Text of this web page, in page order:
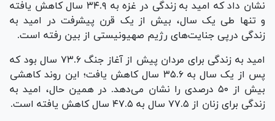
نشان داد که امید به زندگی در غزه به ۳۴.۹ سال کاهش یافته
و تنها طی یک سال، بیش از یک قرن پیشرفت در امید به
زندگی درپی جنایت‌های رژیم صهیونیستی از بین رفته است.
امید به زندگی برای مردان پیش از آغاز جنگ ۷۳.۶ سال بود که
پس از یک سال به ۳۵.۶ سال کاهش یافت؛ این روند کاهشی
بیش از ۵۰ درصدی را نشان می‌دهد. در همین حال، امید به
زندگی برای زنان از ۷۷.۵ سال به ۴۷.۵ سال کاهش یافته است.